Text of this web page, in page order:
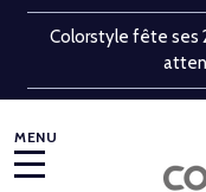
Colorstyle fête ses